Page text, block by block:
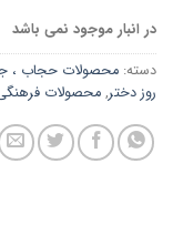
در انبار موجود نمی باشد
دسته: محصولات حجاب ،
روز دختر, محصولات